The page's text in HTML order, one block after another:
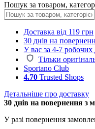
Пошук за товаром,
Доставка від 119 грн
30 днів на
У вас за 4-7 робочих
Тільки
Sportano Club
4.70 Trusted Shops
Детальніше про доставку
30 днів на повернення з
У разі повернення